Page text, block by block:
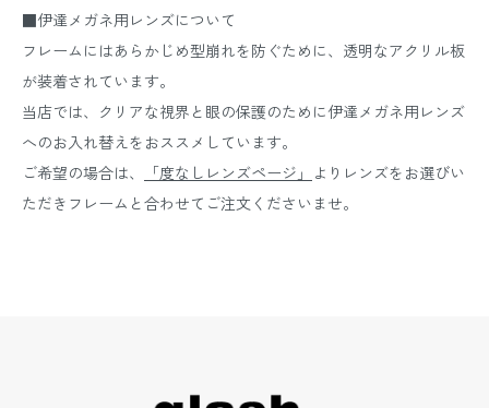
■伊達メガネ用レンズについて
フレームにはあらかじめ型崩れを防ぐために、透明なアクリル板
が装着されています。
当店では、クリアな視界と眼の保護のために伊達メガネ用レンズ
へのお入れ替えをおススメしています。
ご希望の場合は、
「度なしレンズページ」 よりレンズをお選びい
ただきフレームと合わせてご注文くださいませ。